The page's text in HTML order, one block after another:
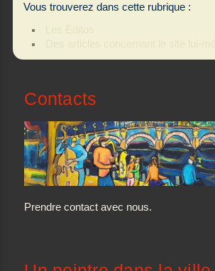
Vous trouverez dans cette rubrique :
Contacts
Prendre contact avec nous.